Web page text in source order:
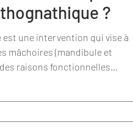
?
une intervention qui vise à
mâchoires (mandibule et
raisons fonctionnelles